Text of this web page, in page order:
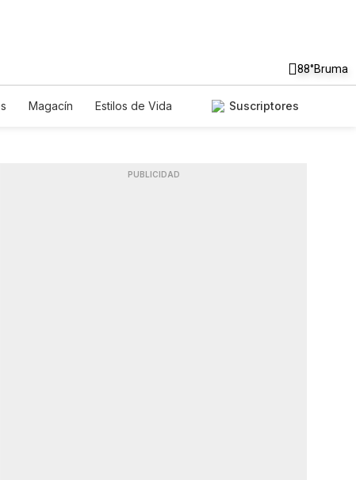
88°Bruma
Magacín
Estilos de Vida
Suscriptores
PUBLICIDAD